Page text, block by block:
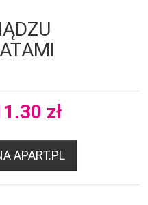
zł
APART.PL